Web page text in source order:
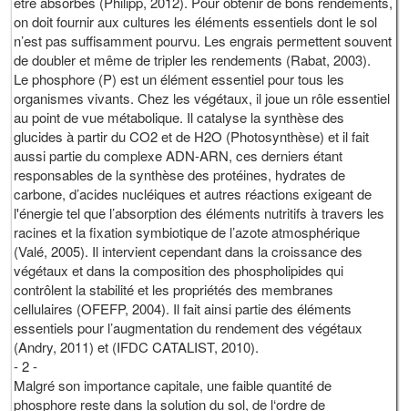
on doit fournir aux cultures les éléments essentiels dont le sol
n’est pas suffisamment pourvu. Les engrais permettent souvent
de doubler et même de tripler les rendements (Rabat, 2003).
Le phosphore (P) est un élément essentiel pour tous les
organismes vivants. Chez les végétaux, il joue un rôle essentiel
au point de vue métabolique. Il catalyse la synthèse des
glucides à partir du CO2 et de H2O (Photosynthèse) et il fait
aussi partie du complexe ADN-ARN, ces derniers étant
responsables de la synthèse des protéines, hydrates de
carbone, d’acides nucléiques et autres réactions exigeant de
l'énergie tel que l’absorption des éléments nutritifs à travers les
racines et la fixation symbiotique de l’azote atmosphérique
(Valé, 2005). Il intervient cependant dans la croissance des
végétaux et dans la composition des phospholipides qui
contrôlent la stabilité et les propriétés des membranes
cellulaires (OFEFP, 2004). Il fait ainsi partie des éléments
essentiels pour l’augmentation du rendement des végétaux
(Andry, 2011) et (IFDC CATALIST, 2010).
- 2 -
Malgré son importance capitale, une faible quantité de
phosphore reste dans la solution du sol, de l‘ordre de